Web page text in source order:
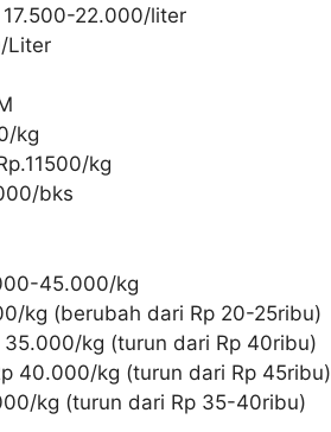
17.500-22.000/liter
Liter
kg
kg
bks
45.000/kg
kg (berubah dari Rp 20-25ribu)
35.000/kg (turun dari Rp 40ribu)
40.000/kg (turun dari Rp 45ribu)
kg (turun dari Rp 35-40ribu)